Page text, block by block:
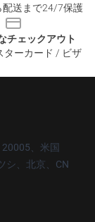
配送まで24/7保護
チェックアウト
ターカード / ビザ
、米国
シ、北京、CN